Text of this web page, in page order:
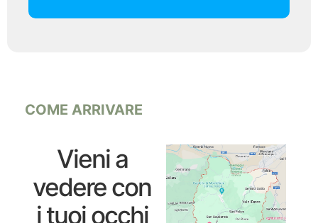
COME ARRIVARE
Vieni a
vedere con
i tuoi occhi